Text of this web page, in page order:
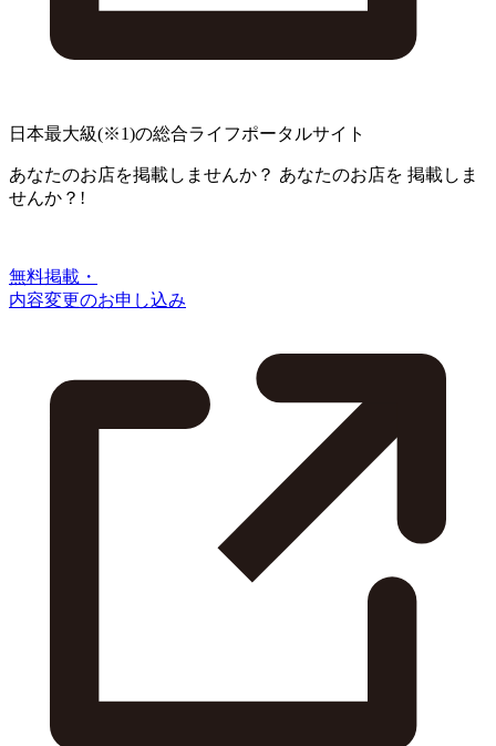
日本最大級(※1)の総合ライフポータルサイト
あなたのお店を掲載しませんか？ あなたのお店を 掲載しま
せんか？!
無料掲載・
内容変更のお申し込み